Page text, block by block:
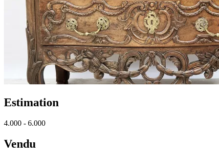
Estimation
4.000 - 6.000
Vendu